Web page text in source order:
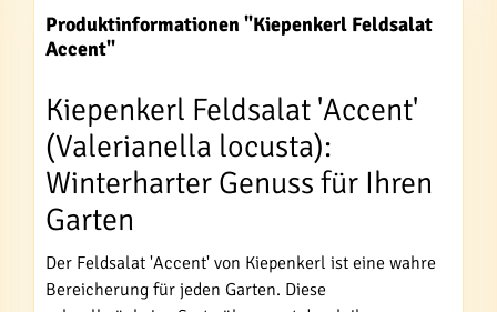
Produktinformationen "Kiepenkerl Feldsalat
Accent"
Kiepenkerl Feldsalat 'Accent'
(Valerianella locusta):
Winterharter Genuss für Ihren
Garten
Der Feldsalat 'Accent' von Kiepenkerl ist eine wahre
Bereicherung für jeden Garten. Diese